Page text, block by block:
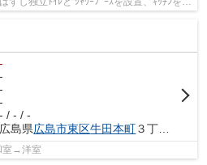
へ変更) ﾃﾞｻﾞｲﾅｰ...
-
-
-
-
- / - / -
広島県広島市東区牛田本町３丁目2-20
室→洋室